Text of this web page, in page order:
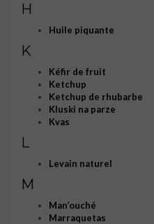
H
Huile piquante
K
Kéfir de fruit
Ketchup
Ketchup de rhubarbe
Kluski na parze
Kvas
L
Levain naturel
M
Man’ouché
Marraquetas